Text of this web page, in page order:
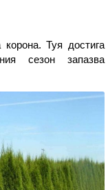
Туя достига
сезон запазва